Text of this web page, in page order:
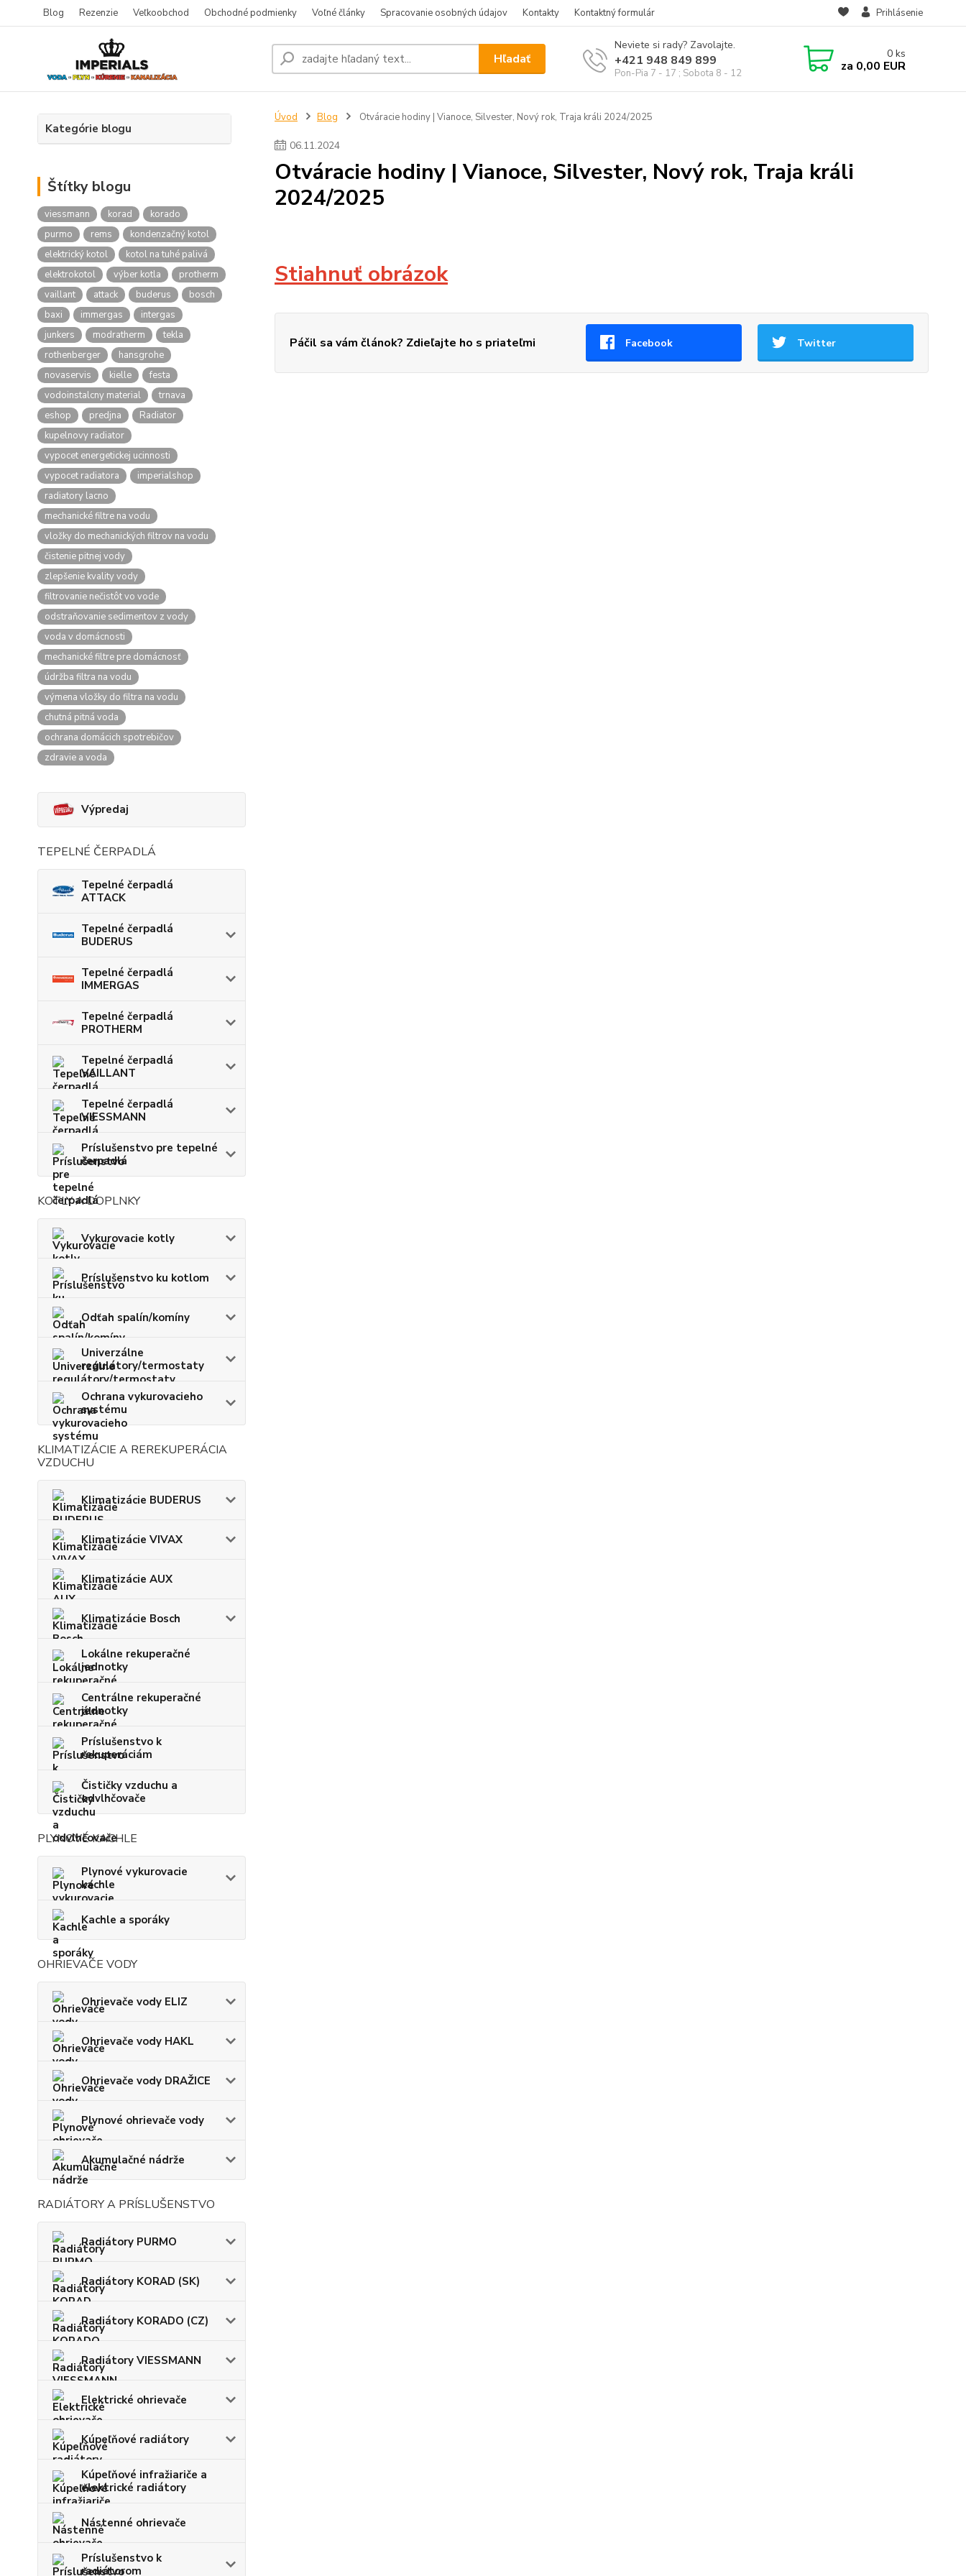
Blog Rezenzie Veľkoobchod Obchodné podmienky Voľné články Spracovanie osobných údajov Kontakty Kontaktný formulár Prihlásenie
Hľadať
Neviete si rady? Zavolajte.
+421 948 849 899
Pon-Pia 7 - 17 ; Sobota 8 - 12
0 ks
za 0,00 EUR
Kategórie blogu
Štítky blogu
viessmann korad
korado
purmo
rems
kondenzačný kotol
elektrický kotol
kotol na tuhé palivá
elektrokotol
výber kotla
protherm
vaillant
attack buderus
bosch
baxi
immergas
intergas
junkers
modratherm
tekla
rothenberger
hansgrohe
novaservis
kielle
festa
vodoinstalcny material
trnava
eshop
predjna
Radiator
kupelnovy radiator
vypocet energetickej ucinnosti
vypocet radiatora
imperialshop
radiatory lacno
mechanické filtre na vodu
vložky do mechanických filtrov na vodu
čistenie pitnej vody
zlepšenie kvality vody
filtrovanie nečistôt vo vode
odstraňovanie sedimentov z vody
voda v domácnosti
mechanické filtre pre domácnosť
údržba filtra na vodu
výmena vložky do filtra na vodu
chutná pitná voda
ochrana domácich spotrebičov
zdravie a voda
Výpredaj
TEPELNÉ ČERPADLÁ
Tepelné čerpadlá
ATTACK
Tepelné čerpadlá
BUDERUS
Tepelné čerpadlá
IMMERGAS
Tepelné čerpadlá
PROTHERM
Tepelné čerpadlá
VAILLANT
Tepelné čerpadlá
VIESSMANN
Príslušenstvo pre tepelné
čerpadlá
KOTLY A DOPLNKY
Vykurovacie kotly
Príslušenstvo ku kotlom
Odťah spalín/komíny
Univerzálne
regulátory/termostaty
Ochrana vykurovacieho
systému
KLIMATIZÁCIE A REREKUPERÁCIA
VZDUCHU
Klimatizácie BUDERUS
Klimatizácie VIVAX
Klimatizácie AUX
Klimatizácie Bosch
Lokálne rekuperačné
jednotky
Centrálne rekuperačné
jednotky
Príslušenstvo k
rekuperáciám
Čističky vzduchu a
odvlhčovače
PLYNOVÉ KACHLE
Plynové vykurovacie
kachle
Kachle a sporáky
OHRIEVAČE VODY
Ohrievače vody ELIZ
Ohrievače vody HAKL
Ohrievače vody DRAŽICE
Plynové ohrievače vody
Akumulačné nádrže
RADIÁTORY A PRÍSLUŠENSTVO
Radiátory PURMO
Radiátory KORAD (SK)
Radiátory KORADO (CZ)
Radiátory VIESSMANN
Elektrické ohrievače
Kúpeľňové radiátory
Kúpeľňové infražiariče a
elektrické radiátory
Nástenné ohrievače
Príslušenstvo k
radiátorom
Úvod Blog Otváracie hodiny | Vianoce, Silvester, Nový rok, Traja králi 2024/2025
06.11.2024
Otváracie hodiny | Vianoce, Silvester, Nový rok, Traja králi
2024/2025
Stiahnuť obrázok
Páčil sa vám článok? Zdieľajte ho s priateľmi Facebook Twitter